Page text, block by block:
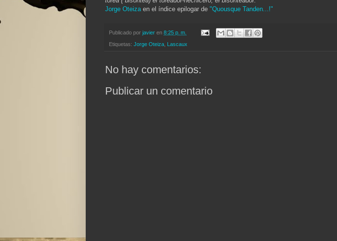
Jorge Oteiza en el índice epilogar de "Quousque Tanden...!"
Publicado por javier en 8:25 p. m.
Etiquetas: Jorge Oteiza Lascaux
No hay comentarios:
Publicar un comentario